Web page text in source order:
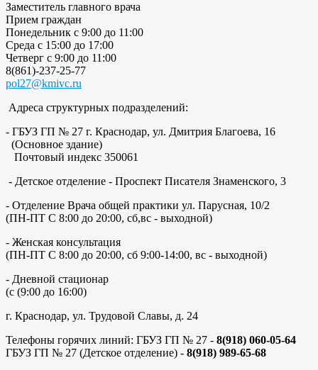
Заместитель главного врача
Прием граждан
Понедельник с 9:00 до 11:00
Среда с 15:00 до 17:00
Четверг с 9:00 до 11:00
8(861)-237-25-77
pol27@kmivc.ru
Адреса структурных подразделений:
- ГБУЗ ГП № 27 г. Краснодар, ул. Дмитрия Благоева, 16
(Основное здание)
Почтовый индекс 350061
- Детское отделение - Проспект Писателя Знаменского, 3
- Отделение Врача общей практики ул. Парусная, 10/2
(ПН-ПТ С 8:00 до 20:00, сб,вс - выходной)
- Женская консультация
(ПН-ПТ С 8:00 до 20:00, сб 9:00-14:00, вс - выходной)
- Дневной стационар
(с (9:00 до 16:00)
г. Краснодар, ул. Трудовой Славы, д. 24
Телефоны горячих линий: ГБУЗ ГП № 27 - 8(918) 060-05-64
ГБУЗ ГП № 27 (Детское отделение) - 8(918) 989-65-68